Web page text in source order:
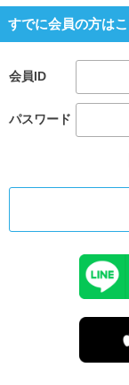
すでに会員の方は
会員ID
パスワード